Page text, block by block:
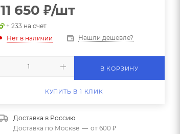
11 650 ₽/шт
+ 233 на счет
Нет в наличии
Нашли дешевле?
В КОРЗИНУ
КУПИТЬ В 1 КЛИК
Доставка в Россию
Доставка по Москве — от 600 ₽